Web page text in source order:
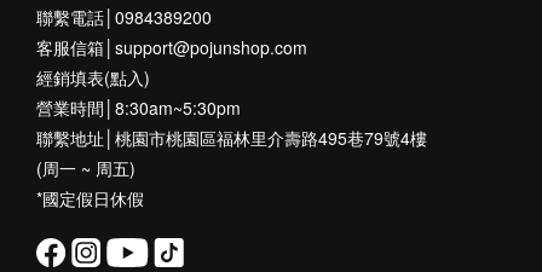
聯繫電話│0984389200
客服信箱│support@pojunshop.com
經銷填表(點入)
營業時間│8:30am~5:30pm
聯繫地址│桃園市桃園區福林里介壽路495巷79號4樓
(周一 ~ 周五)
*國定假日休假